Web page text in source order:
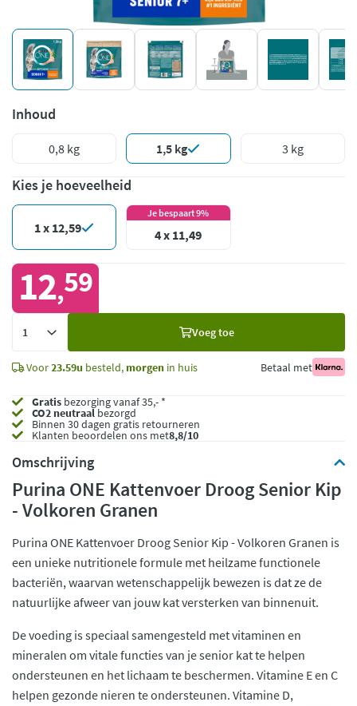
Inhoud
0,8 kg 1,5 kg 3 kg
Kies je hoeveelheid
1 x 12,59
Je bespaart 9%
4 x 11,49
12,59
Voeg toe
Voor23.59u besteld, morgen in huis Betaal met
Gratis bezorging vanaf 35,- *
CO2 neutraalbezorgd
Binnen 30 dagen gratis retourneren
Klanten beoordelen ons met8,8/10
Omschrijving
Purina ONE Kattenvoer Droog Senior Kip
- Volkoren Granen
Purina ONE Kattenvoer Droog Senior Kip - Volkoren Granen is
een unieke nutritionele formule met heilzame functionele
bacteriën, waarvan wetenschappelijk bewezen is dat ze de
natuurlijke afweer van jouw kat versterken van binnenuit.
De voeding is speciaal samengesteld met vitaminen en
mineralen om vitale functies van je senior kat te helpen
ondersteunen en het lichaam te beschermen. Vitamine E en C
helpen gezonde nieren te ondersteunen. Vitamine D,